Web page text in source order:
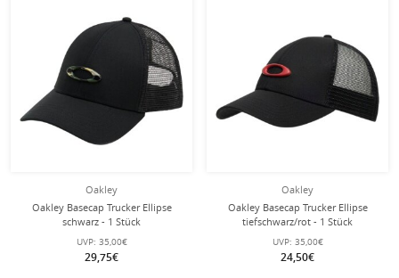
Oakley
Oakley Basecap Trucker Ellipse
schwarz - 1 Stück
UVP: 35,00€
29,75€
Oakley
Oakley Basecap Trucker Ellipse
tiefschwarz/rot - 1 Stück
UVP: 35,00€
24,50€